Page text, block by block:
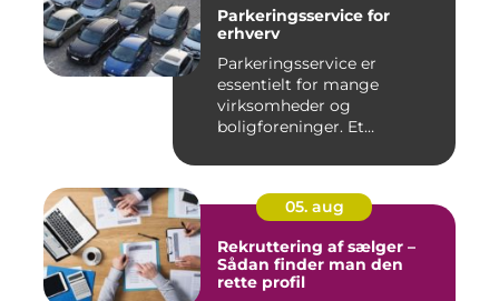
Parkeringsservice for
erhverv
Parkeringsservice er
essentielt for mange
virksomheder og
boligforeninger. Et
05. aug
Rekruttering af sælger –
Sådan finder man den
rette profil